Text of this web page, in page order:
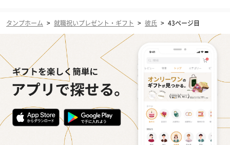
タンプホーム > 就職祝いプレゼント・ギフト > 彼氏 > 43ページ目